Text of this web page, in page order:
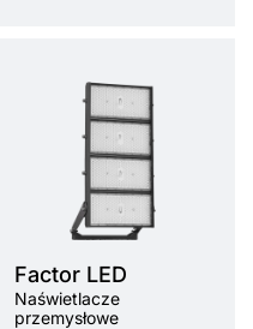
Factor LED
Naświetlacze
przemysłowe